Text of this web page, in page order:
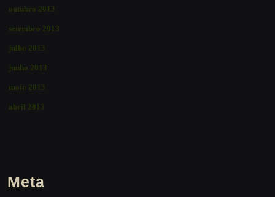
outubro 2013
setembro 2013
julho 2013
junho 2013
maio 2013
abril 2013
Meta